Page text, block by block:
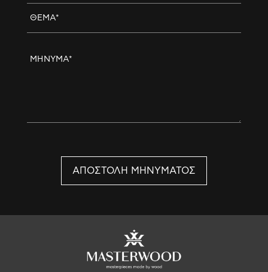
ΘΕΜΑ*
ΜΗΝΥΜΑ*
ΑΠΟΣΤΟΛΗ ΜΗΝΥΜΑΤΟΣ